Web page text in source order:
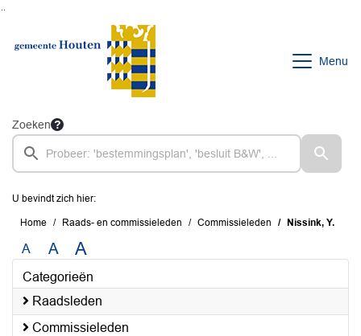
Menu
Zoeken
U bevindt zich hier:
Home Raads- en commissieleden Commissieleden Nissink, Y.
A A A
Categorieën
Raadsleden
Commissieleden